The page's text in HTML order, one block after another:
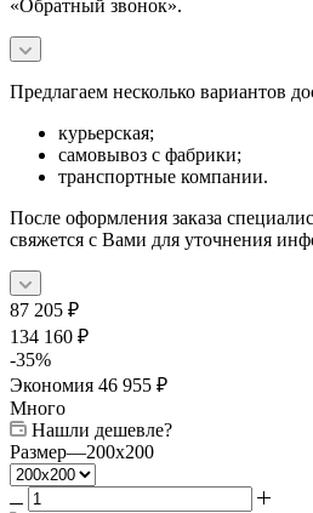
«Обратный звонок».
Предлагаем несколько вариантов
курьерская;
самовывоз с фабрики;
транспортные компании.
После оформления заказа
свяжется с Вами для уточнения
87 205 ₽
134 160 ₽
-35%
Экономия 46 955 ₽
Много
Нашли дешевле?
Размер—200x200